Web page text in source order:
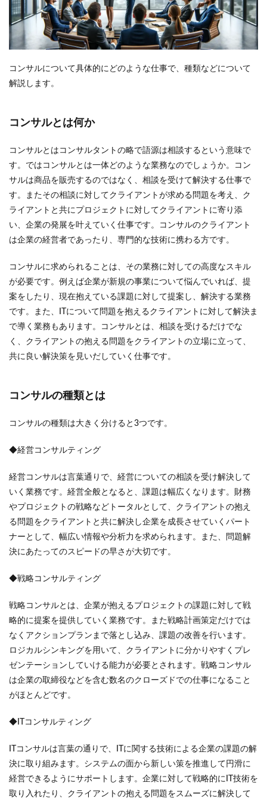
コンサルについて具体的にどのような仕事で、種類などについて
解説します。
コンサルとは何か
コンサルとはコンサルタントの略で語源は相談するという意味で
す。ではコンサルとは一体どのような業務なのでしょうか。コン
サルは商品を販売するのではなく、相談を受けて解決する仕事で
す。またその相談に対してクライアントが求める問題を考え、ク
ライアントと共にプロジェクトに対してクライアントに寄り添
い、企業の発展を叶えていく仕事です。コンサルのクライアント
は企業の経営者であったり、専門的な技術に携わる方です。
コンサルに求められることは、その業務に対しての高度なスキル
が必要です。例えば企業が新規の事業について悩んでいれば、提
案をしたり、現在抱えている課題に対して提案し、解決する業務
です。また、ITについて問題を抱えるクライアントに対して解決ま
で導く業務もあります。コンサルとは、相談を受けるだけでな
く、クライアントの抱える問題をクライアントの立場に立って、
共に良い解決策を見いだしていく仕事です。
コンサルの種類とは
コンサルの種類は大きく分けると3つです。
◆経営コンサルティング
経営コンサルは言葉通りで、経営についての相談を受け解決して
いく業務です。経営全般となると、課題は幅広くなります。財務
やプロジェクトの戦略などトータルとして、クライアントの抱え
る問題をクライアントと共に解決し企業を成長させていくパート
ナーとして、幅広い情報や分析力を求められます。また、問題解
決にあたってのスピードの早さが大切です。
◆戦略コンサルティング
戦略コンサルとは、企業が抱えるプロジェクトの課題に対して戦
略的に提案を提供していく業務です。また戦略計画策定だけでは
なくアクションプランまで落とし込み、課題の改善を行います。
ロジカルシンキングを用いて、クライアントに分かりやすくプレ
ゼンテーションしていける能力が必要とされます。戦略コンサル
は企業の取締役などを含む数名のクローズドでの仕事になること
がほとんどです。
◆ITコンサルティング
ITコンサルは言葉の通りで、ITに関する技術による企業の課題の解
決に取り組みます。システムの面から新しい策を推進して円滑に
経営できるようにサポートします。企業に対して戦略的にIT技術を
取り入れたり、クライアントの抱える問題をスムーズに解決して